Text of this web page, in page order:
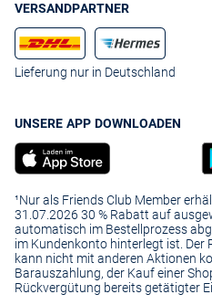
VERSANDPARTNER
Lieferung nur in Deutschland
UNSERE APP DOWNLOADEN
¹Nur als Friends Club Member
31.07.2026 30 % Rabatt auf
automatisch im Bestellprozess
im Kundenkonto hinterlegt ist.
kann nicht mit anderen Aktionen
Barauszahlung, der Kauf einer
Rückvergütung bereits getätigter